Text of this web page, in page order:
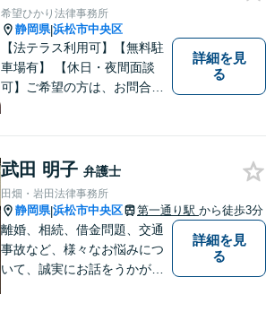
希望ひかり法律事務所
静岡県|浜松市中央区
【法テラス利用可】【無料駐
車場有】 【休日・夜間面談
可】ご希望の方は、お問合せ
詳細を見
る
武田 明子 弁護士
田畑・岩田法律事務所
静岡県|浜松市中央区 第一通り駅 から徒歩3分
離婚、相続、借金問題、交通
事故など、様々なお悩みにつ
いて、誠実にお話をうかが
詳細を見
る